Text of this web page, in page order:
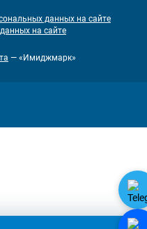
данных на сайте
на сайте
— «Имиджмарк»